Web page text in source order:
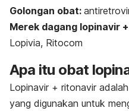
Golongan obat:
Merek dagang lopinavir
Lopivia, Ritocom
Apa itu obat
Lopinavir + ritonavir
yang digunakan untuk